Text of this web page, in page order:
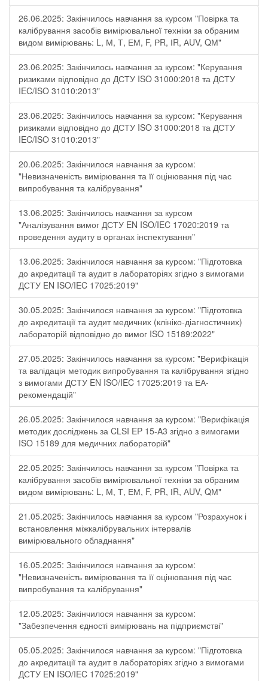
26.06.2025: Закінчилось навчання за курсом "Повірка та
калібрування засобів вимірювальної техніки за обраним
видом вимірювань: L, М, Т, ЕМ, F, РR, ІR, АUV, QМ"
23.06.2025: Закінчилось навчання за курсом: "Керування
ризиками відповідно до ДСТУ ISO 31000:2018 та ДСТУ
IEC/ISO 31010:2013"
23.06.2025: Закінчилось навчання за курсом: "Керування
ризиками відповідно до ДСТУ ISO 31000:2018 та ДСТУ
IEC/ISO 31010:2013"
20.06.2025: Закінчилося навчання за курсом:
"Невизначеність вимірювання та її оцінювання під час
випробування та калібрування"
13.06.2025: Закінчилось навчання за курсом
"Аналізування вимог ДСТУ EN ISO/IEC 17020:2019 та
проведення аудиту в органах інспектування"
13.06.2025: Закінчилося навчання за курсом: "Підготовка
до акредитації та аудит в лабораторіях згідно з вимогами
ДСТУ EN ISO/IEC 17025:2019"
30.05.2025: Закінчилося навчання за курсом: "Підготовка
до акредитації та аудит медичних (клініко-діагностичних)
лабораторій відповідно до вимог ISO 15189:2022"
27.05.2025: Закінчилось навчання за курсом: "Верифікація
та валідація методик випробування та калібрування згідно
з вимогами ДСТУ EN ISO/IEC 17025:2019 та ЕА-
рекомендацій"
26.05.2025: Закінчилося навчання за курсом: "Верифікація
методик досліджень за CLSI EP 15-A3 згідно з вимогами
ISO 15189 для медичних лабораторій"
22.05.2025: Закінчилось навчання за курсом "Повірка та
калібрування засобів вимірювальної техніки за обраним
видом вимірювань: L, М, Т, ЕМ, F, РR, ІR, АUV, QМ"
21.05.2025: Закінчилось навчання за курсом "Розрахунок і
встановлення міжкалібрувальних інтервалів
вимірювального обладнання"
16.05.2025: Закінчилося навчання за курсом:
"Невизначеність вимірювання та її оцінювання під час
випробування та калібрування"
12.05.2025: Закінчилося навчання за курсом:
"Забезпечення єдності вимірювань на підприємстві"
05.05.2025: Закінчилося навчання за курсом: "Підготовка
до акредитації та аудит в лабораторіях згідно з вимогами
ДСТУ EN ISO/IEC 17025:2019"